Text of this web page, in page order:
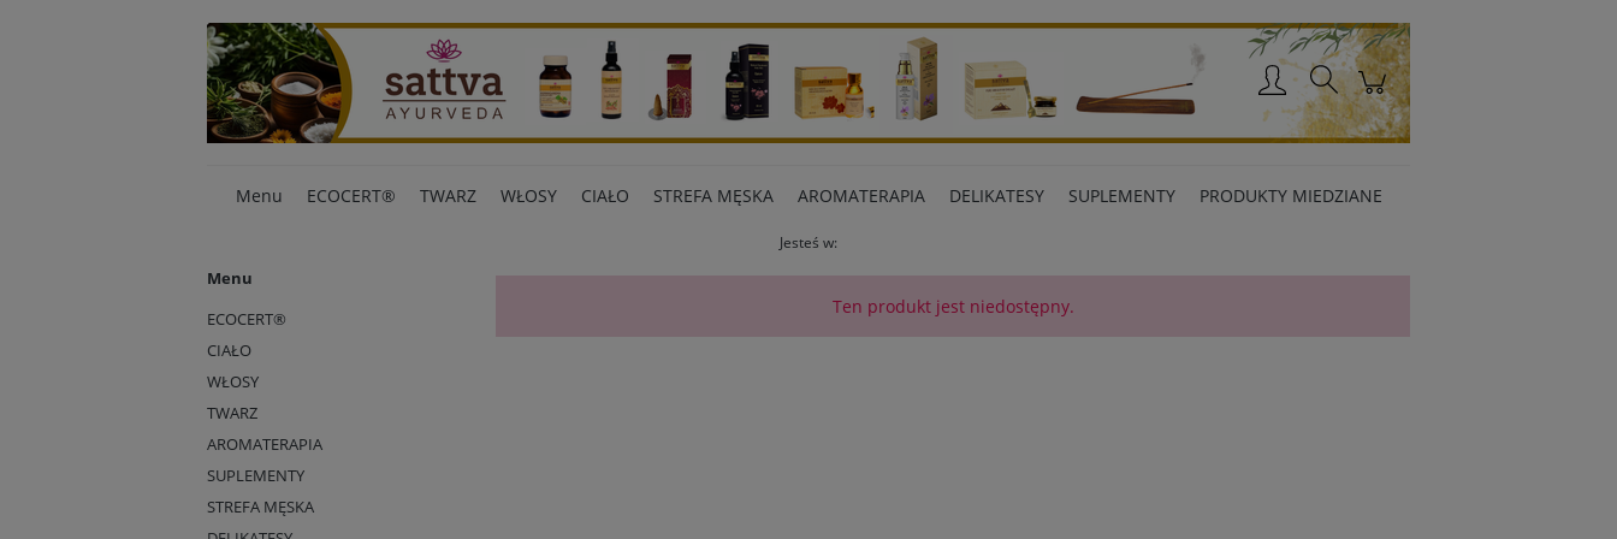
Menu ECOCERT® TWARZ WŁOSY CIAŁO STREFA MĘSKA AROMATERAPIA DELIKATESY SUPLEMENTY PRODUKTY MIEDZIANE
Jesteś w:
Menu
ECOCERT®
CIAŁO
WŁOSY
TWARZ
AROMATERAPIA
SUPLEMENTY
STREFA MĘSKA
Ten produkt jest niedostępny.